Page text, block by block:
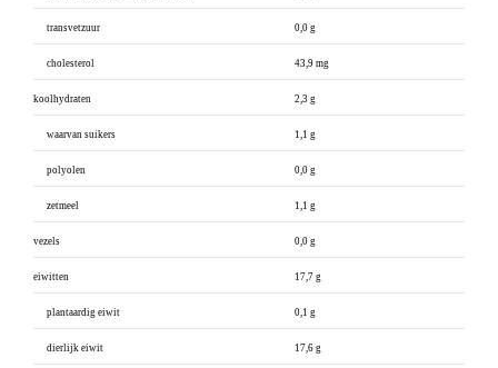
transvetzuur 0,0 g
cholesterol 43,9 mg
koolhydraten 2,3 g
waarvan suikers 1,1 g
polyolen 0,0 g
zetmeel 1,1 g
vezels 0,0 g
eiwitten 17,7 g
plantaardig eiwit 0,1 g
dierlijk eiwit 17,6 g